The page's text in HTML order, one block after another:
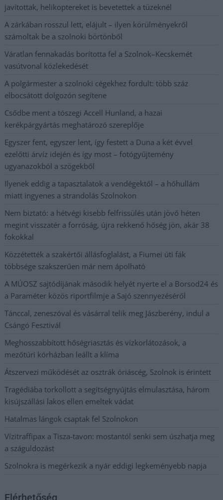
javítottak, helikoptereket is bevetettek a tüzeknél
A zárkában rosszul lett, elájult – ilyen körülményekről
számoltak be a szolnoki börtönből
Váratlan fennakadás borította fel a Szolnok–Kecskemét
vasútvonal közlekedését
A polgármester a szolnoki cégekhez fordult: több száz
elbocsátott dolgozón segítene
Csődbe ment a tószegi Accell Hunland, a hazai
kerékpárgyártás meghatározó szereplője
Egyszer fent, egyszer lent, így festett a Duna a két évvel
ezelőtti árvíz idején és így most – fotógyűjtemény
ugyanazokból a szögekből
Ilyenek eddig a tapasztalatok a vendégektől – a hőhullám
miatt ingyenes a strandolás Szolnokon
Nem biztató: a hétvégi kisebb felfrissülés után jövő héten
megint visszatér a forróság, újra rekkenő hőség jön, akár 38
fokokkal
Közzétették a szakértői állásfoglalást, a Fiumei úti fák
többsége szakszerűen már nem ápolható
A MÚOSZ sajtódíjának második helyét nyerte el a Borsod24 és
a Paraméter közös riportfilmje a Sajó szennyezéséről
Tánccal, zeneszóval és vásárral telik meg Jászberény, indul a
Csángó Fesztivál
Meghosszabbított hőségriasztás és vízkorlátozások, a
mezőtúri kórházban leállt a klíma
Átszervezi működését az osztrák óriáscég, Szolnok is érintett
Tragédiába torkollott a segítségnyújtás elmulasztása, három
kisújszállási lakos ellen emeltek vádat
Hatalmas lángok csaptak fel Szolnokon
Vízitraffipax a Tisza-tavon: mostantól senki sem úszhatja meg
a száguldozást
Szolnokra is megérkezik a nyár eddigi legkeményebb napja